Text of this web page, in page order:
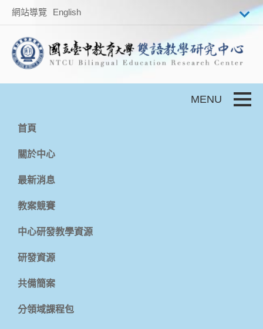
跳到主要內容
網站導覽 English
首頁
關於中心
最新消息
教案競賽
中心研發教學資源
研發資源
共備簡案
分領域課程包